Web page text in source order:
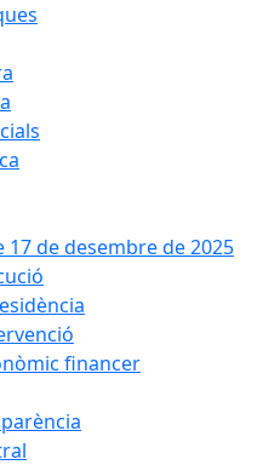
17 de desembre de 2025
financer